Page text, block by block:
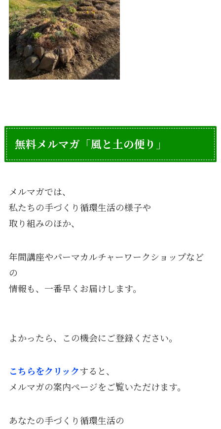
無料メルマガ「風と土の便り」
メルマガでは、
私たちの手づくり循環生活の様子や
取り組みのほか、
年間講座やパーマカルチャーワークショップなど
の
情報も、一番早くお届けします。
よかったら、この機会にご登録ください。
こちらをクリックすると、
メルマガの案内ページをご覧いただけます。
あなたの手づくり循環生活の